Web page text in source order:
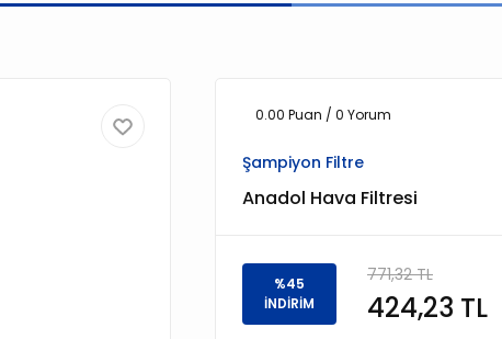
0.00 Puan / 0 Yorum
Şampiyon Filtre
Anadol Hava Filtresi
%45
İNDİRİM
771,32 TL
424,23 TL